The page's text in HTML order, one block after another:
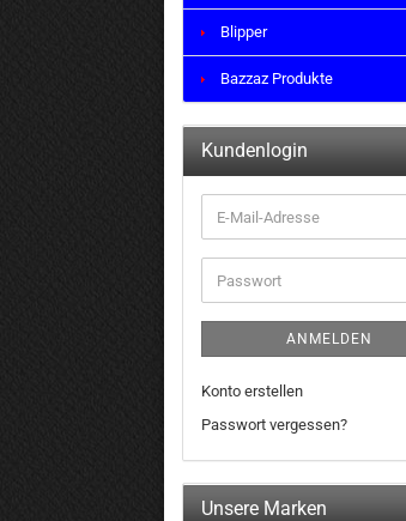
Blipper
Bazzaz Produkte
Kundenlogin
E-
Mail-
Adresse
Passwort
ANMELDEN
Konto erstellen
Passwort vergessen?
Unsere Marken